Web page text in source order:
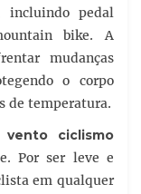
incluindo pedal
bike. A
mudanças
o corpo
de temperatura.
vento ciclismo
Por ser leve e
em qualquer